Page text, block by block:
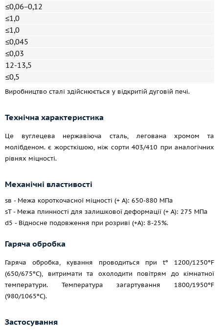
≤0,06−0,12
≤1,0
≤1,0
≤0,045
≤0,03
12-13,5
≤0,5
Виробництво сталі здійснюється у відкритій дуговій печі.
Технічна характеристика
Це вуглецева нержавіюча сталь, легована хромом та
молібденом. є жорсткішою, ніж сорти 403/410 при аналогічних
рівнях міцності.
Механічні властивості
sв - Межа короткочасної міцності (+ A): 650-880 МПа
sT - Межа плинності для залишкової деформації (+ A): 275 МПа
d5 - Відносне подовження при розриві (+A): 8-25%.
Гаряча обробка
Гаряча обробка, кування проводиться при tº 1200/1250ºF
(650/675ºC), витримати та охолодити повітрям до кімнатної
температури. Температура загартування 1800/1950ºF
(980/1065ºC).
Застосування